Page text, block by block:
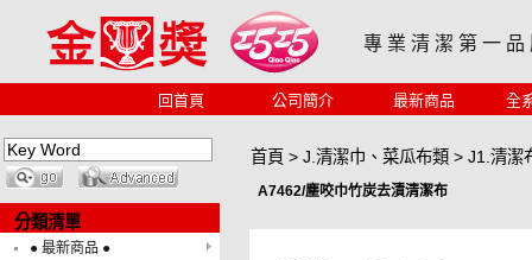
專 業 清 潔 第 一 品
回首頁 公司簡介 最新商品 全
分類清單
● 最新商品 ●
首頁 > J.清潔巾、菜瓜布類 > J1.清潔
A7462/塵咬巾竹炭去漬清潔布